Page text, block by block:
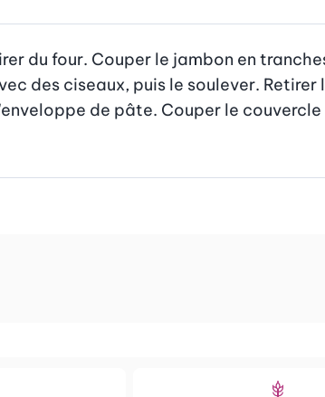
du four. Couper le jambon en
des ciseaux, puis le soulever.
de pâte. Couper le